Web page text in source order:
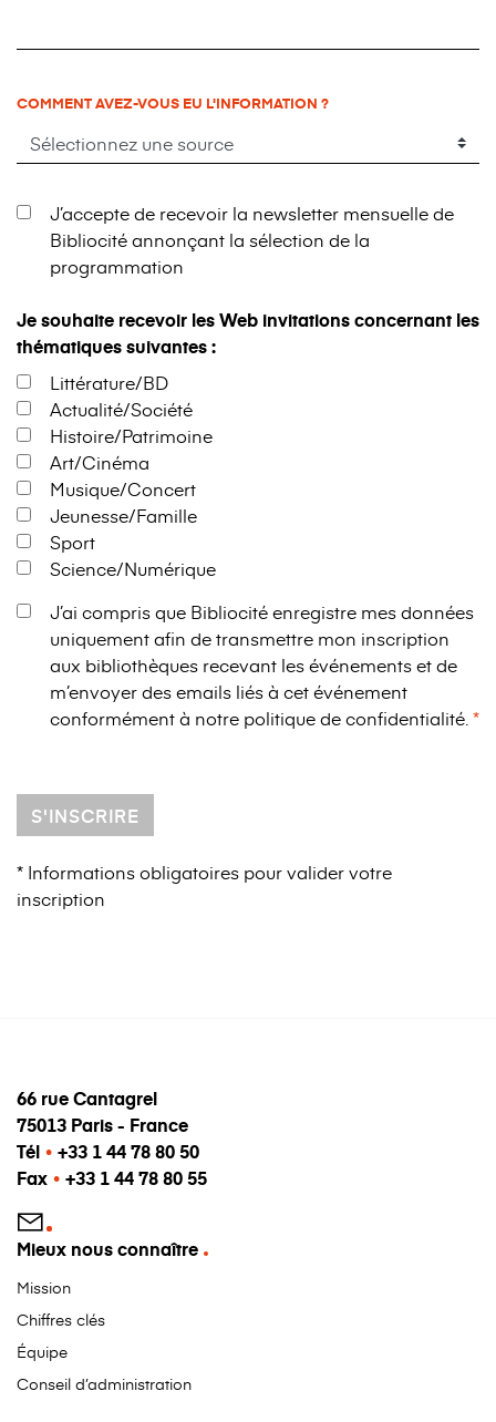
COMMENT AVEZ-VOUS EU L'INFORMATION ?
J’accepte de recevoir la newsletter mensuelle de
Bibliocité annonçant la sélection de la
programmation
Je souhaite recevoir les Web invitations concernant les
thématiques suivantes :
Littérature/BD
Actualité/Société
Histoire/Patrimoine
Art/Cinéma
Musique/Concert
Jeunesse/Famille
Sport
Science/Numérique
J’ai compris que Bibliocité enregistre mes données
uniquement afin de transmettre mon inscription
aux bibliothèques recevant les événements et de
m’envoyer des emails liés à cet événement
conformément à notre politique de confidentialité
S'INSCRIRE
* Informations obligatoires pour valider votre
inscription
66 rue Cantagrel
75013 Paris - France
Tél • +33 1 44 78 80 50
Fax • +33 1 44 78 80 55
Mieux nous connaître
Mission
Chiffres clés
Équipe
Conseil d’administration